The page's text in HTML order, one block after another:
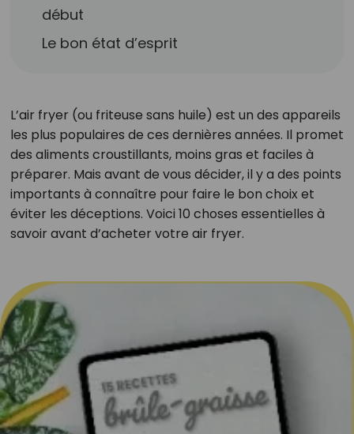
début
Le bon état d’esprit
L’air fryer (ou friteuse sans huile) est un des appareils
les plus populaires de ces dernières années. Il promet
des aliments croustillants, moins gras et faciles à
préparer. Mais avant de vous décider, il y a des points
importants à connaître pour faire le bon choix et
éviter les déceptions. Voici 10 choses essentielles à
savoir avant d’acheter votre air fryer.